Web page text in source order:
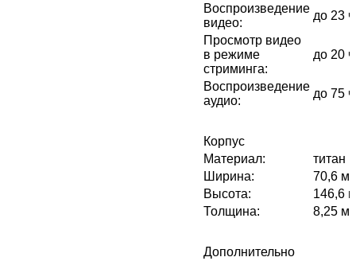
Воспроизведение
видео:
до 23
Просмотр видео
в режиме
стриминга:
до 20
Воспроизведение
аудио:
до 75
Корпус
Материал:
титан
Ширина:
70,6
Высота:
146,6
Толщина: 8,25
Дополнительно